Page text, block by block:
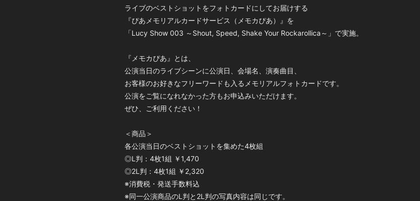
ライブのベストショットをフォトカードにしてお届けする
『ぴあメモリアルカードサービス（メモカぴあ）』を
「Lucy Show 003 ～Shout, Speed, Shake Your Rockarollica～」で実施。
『メモカぴあ』とは、
公演当日のライブシーンに公演日、会場名、演奏曲目、
お客様のお好きなフリーワードも入るメモリアルフォトカードです。
公演をご覧になれなかった方もお申込みいただけます。
ぜひ、ご利用ください！
＜商品＞
各公演当日のベストショットを集めた4枚組
◎L判：4枚1組 ￥1,470
◎2L判：4枚1組 ￥2,320
※消費税・発送手数料込
※同一公演商品のL判と2L判の写真内容は同じです。